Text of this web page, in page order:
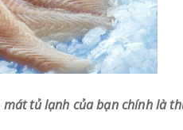
tủ lạnh của bạn chính là